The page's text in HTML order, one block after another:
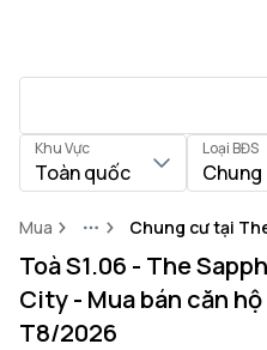
Khu Vực
Toàn quốc
Loại BĐS
Chung
Mua MoreChung cư tại
Toà S1.06 - The
City - Mua bán căn
T8/2026